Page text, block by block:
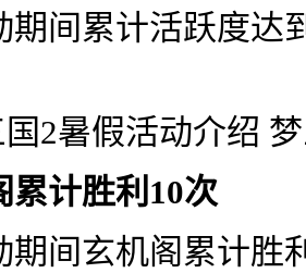
累计活跃度达
累计胜利10次
玄机阁累计胜